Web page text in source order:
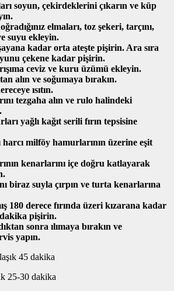
soyun, çekirdeklerini çıkarın ve küp
elmaları, toz şekeri, tarçını,
suyu ekleyin.
kadar orta ateşte pişirin. Ara sıra
çekene kadar pişirin.
ceviz ve kuru üzümü ekleyin.
alın ve soğumaya bırakın.
ısıtın.
tezgaha alın ve rulo halindeki
yağlı kağıt serili fırın tepsisine
harcı milföy hamurlarının üzerine eşit
kenarlarını içe doğru katlayarak
biraz suyla çırpın ve turta kenarlarına
180 derece fırında üzeri kızarana kadar
pişirin.
sonra ılımaya bırakın ve
yapın.
45 dakika
25-30 dakika